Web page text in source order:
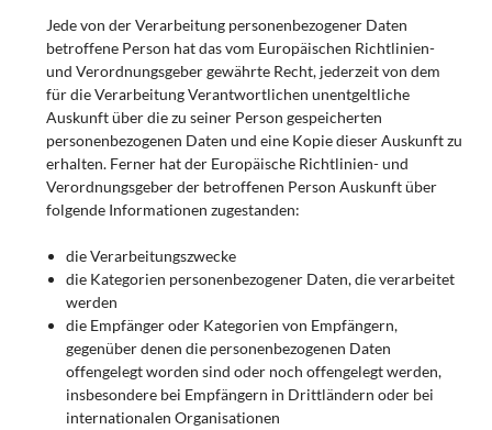
Jede von der Verarbeitung personenbezogener Daten
betroffene Person hat das vom Europäischen Richtlinien-
und Verordnungsgeber gewährte Recht, jederzeit von dem
für die Verarbeitung Verantwortlichen unentgeltliche
Auskunft über die zu seiner Person gespeicherten
personenbezogenen Daten und eine Kopie dieser Auskunft zu
erhalten. Ferner hat der Europäische Richtlinien- und
Verordnungsgeber der betroffenen Person Auskunft über
folgende Informationen zugestanden:
die Verarbeitungszwecke
die Kategorien personenbezogener Daten, die verarbeitet
werden
die Empfänger oder Kategorien von Empfängern,
gegenüber denen die personenbezogenen Daten
offengelegt worden sind oder noch offengelegt werden,
insbesondere bei Empfängern in Drittländern oder bei
internationalen Organisationen